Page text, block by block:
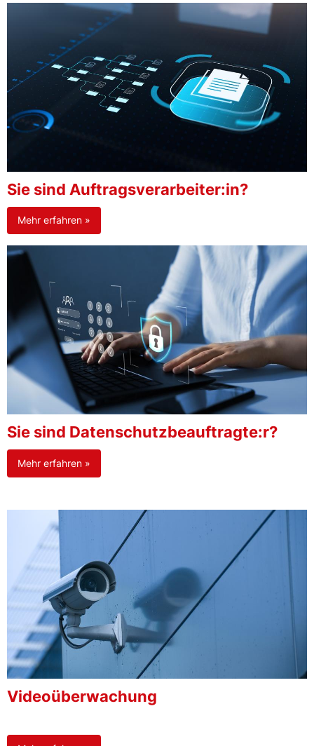
Sie sind Auftragsverarbeiter:in?
Mehr erfahren »
Sie sind Datenschutzbeauftragte:r?
Mehr erfahren »
Videoüberwachung